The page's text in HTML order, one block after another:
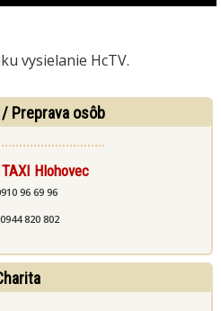
vysielanie HcTV.
Preprava osôb
Hlohovec
96 69 96
0944 820 802